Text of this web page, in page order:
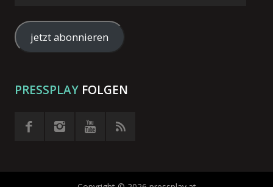
Mail-
Adresse
eingeben
jetzt abonnieren
PRESSPLAY FOLGEN